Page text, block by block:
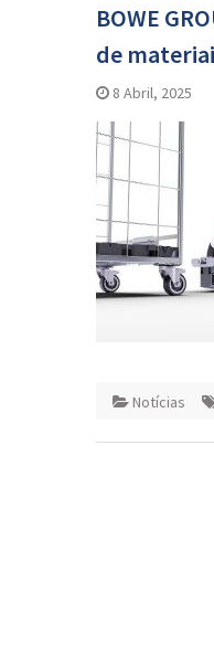
BOWE
de
8 Abril, 2025
Notícias